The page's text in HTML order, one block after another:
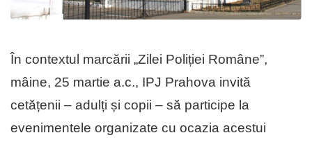
În contextul marcării „Zilei Poliției Române”,
mâine, 25 martie a.c., IPJ Prahova invită
cetățenii – adulți și copii – să participe la
evenimentele organizate cu ocazia acestui